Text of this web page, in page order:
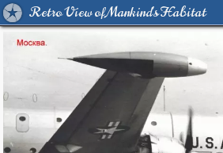
Retro View of Mankind's Habitat